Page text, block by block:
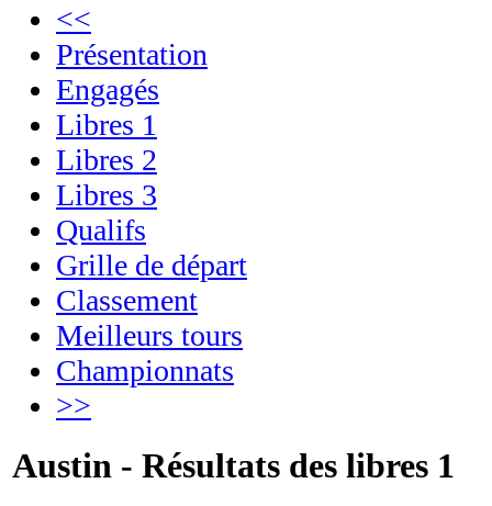
<<
Présentation
Engagés
Libres 1
Libres 2
Libres 3
Qualifs
Grille de départ
Classement
Meilleurs tours
Championnats
>>
Austin - Résultats des libres 1